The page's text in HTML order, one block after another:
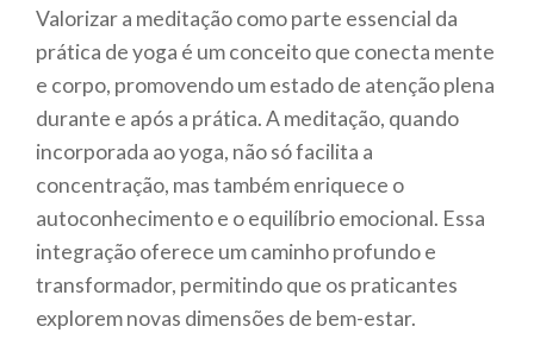
Valorizar a meditação como parte essencial da
prática de yoga é um conceito que conecta mente
e corpo, promovendo um estado de atenção plena
durante e após a prática. A meditação, quando
incorporada ao yoga, não só facilita a
concentração, mas também enriquece o
autoconhecimento e o equilíbrio emocional. Essa
integração oferece um caminho profundo e
transformador, permitindo que os praticantes
explorem novas dimensões de bem-estar.